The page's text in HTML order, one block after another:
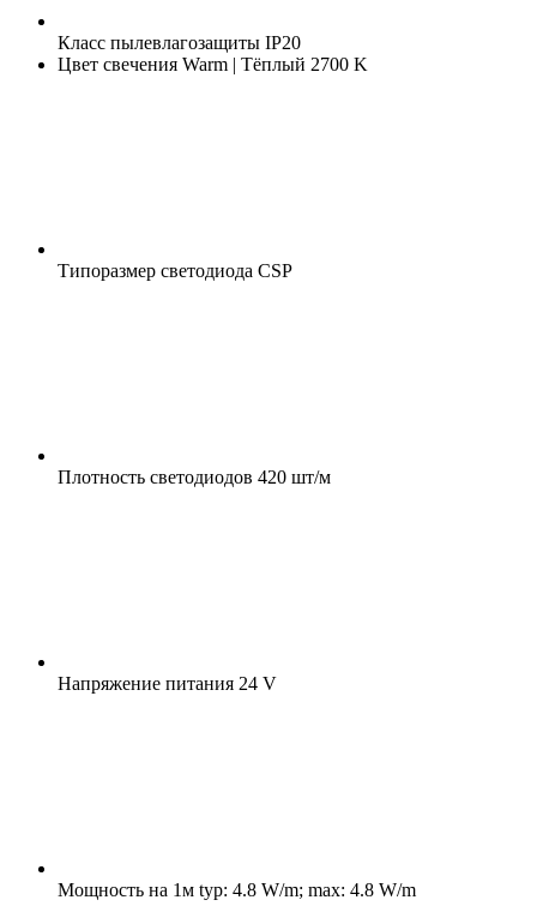
Класс пылевлагозащиты IP20
Цвет свечения Warm | Тёплый 2700 K
Типоразмер светодиода CSP
Плотность светодиодов 420 шт/м
Напряжение питания 24 V
Мощность на 1м typ: 4.8 W/m; max: 4.8 W/m